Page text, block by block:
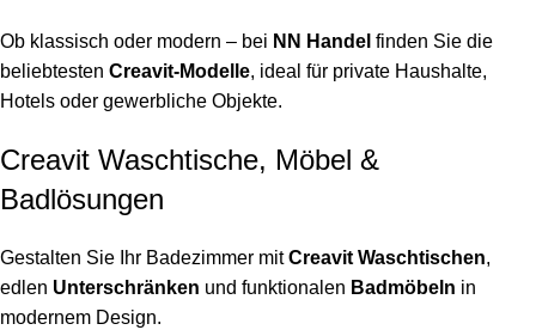
Ob klassisch oder modern – bei NN Handel finden Sie die
beliebtesten Creavit-Modelle, ideal für private Haushalte,
Hotels oder gewerbliche Objekte.
Creavit Waschtische, Möbel &
Badlösungen
Gestalten Sie Ihr Badezimmer mitCreavit Waschtischen,
edlen Unterschränken und funktionalen Badmöbeln in
modernem Design.